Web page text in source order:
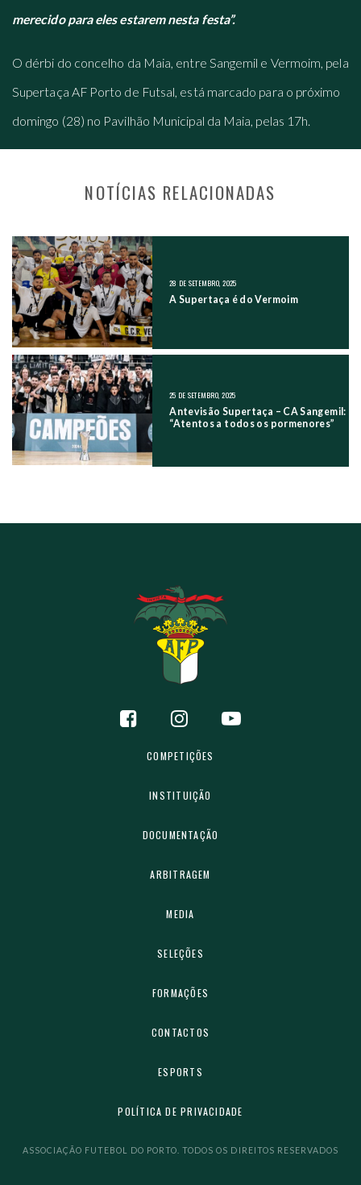
merecido para eles estarem nesta festa”.
O dérbi do concelho da Maia, entre Sangemil e Vermoim, pela
Supertaça AF Porto de Futsal, está marcado para o próximo
domingo (28) no Pavilhão Municipal da Maia, pelas 17h.
NOTÍCIAS RELACIONADAS
NAVEGAÇÃO NOS POSTS
28 DE SETEMBRO, 2025
A Supertaça é do Vermoim
25 DE SETEMBRO, 2025
Antevisão Supertaça – CA Sangemil:
“Atentos a todos os pormenores”
COMPETIÇÕES
INSTITUIÇÃO
DOCUMENTAÇÃO
ARBITRAGEM
MEDIA
SELEÇÕES
FORMAÇÕES
CONTACTOS
ESPORTS
POLÍTICA DE PRIVACIDADE
ASSOCIAÇÃO FUTEBOL DO PORTO. TODOS OS DIREITOS RESERVADOS